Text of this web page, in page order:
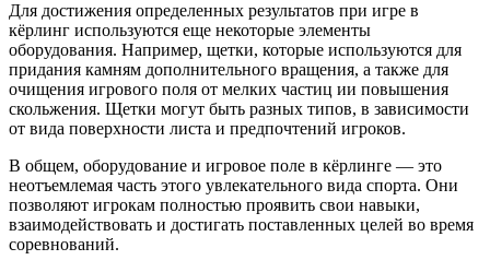
Для достижения определенных результатов при игре в
кёрлинг используются еще некоторые элементы
оборудования. Например, щетки, которые используются для
придания камням дополнительного вращения, а также для
очищения игрового поля от мелких частиц ии повышения
скольжения. Щетки могут быть разных типов, в зависимости
от вида поверхности листа и предпочтений игроков.
В общем, оборудование и игровое поле в кёрлинге — это
неотъемлемая часть этого увлекательного вида спорта. Они
позволяют игрокам полностью проявить свои навыки,
взаимодействовать и достигать поставленных целей во время
соревнований.